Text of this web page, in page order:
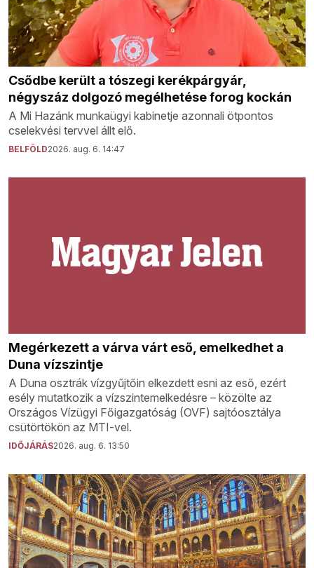
Csődbe került a tószegi kerékpárgyár,
négyszáz dolgozó megélhetése forog kockán
A Mi Hazánk munkaügyi kabinetje azonnali ötpontos
cselekvési tervvel állt elő.
BELFÖLD2026. aug. 6. 14:47
Megérkezett a várva várt eső, emelkedhet a
Duna vízszintje
A Duna osztrák vízgyűjtőin elkezdett esni az eső, ezért
esély mutatkozik a vízszintemelkedésre – közölte az
Országos Vízügyi Főigazgatóság (OVF) sajtóosztálya
csütörtökön az MTI-vel.
IDŐJÁRÁS2026. aug. 6. 13:50